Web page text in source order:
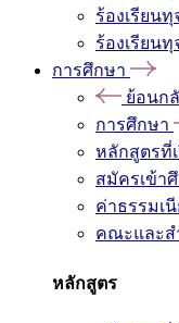
ร้องเรียน
ร้องเรียน
การศึกษา
ย้อนก
การศึกษา
หลักสูตรที่
สมัครเข้า
ค่าธรรมเ
คณะและส
หลักสูตร